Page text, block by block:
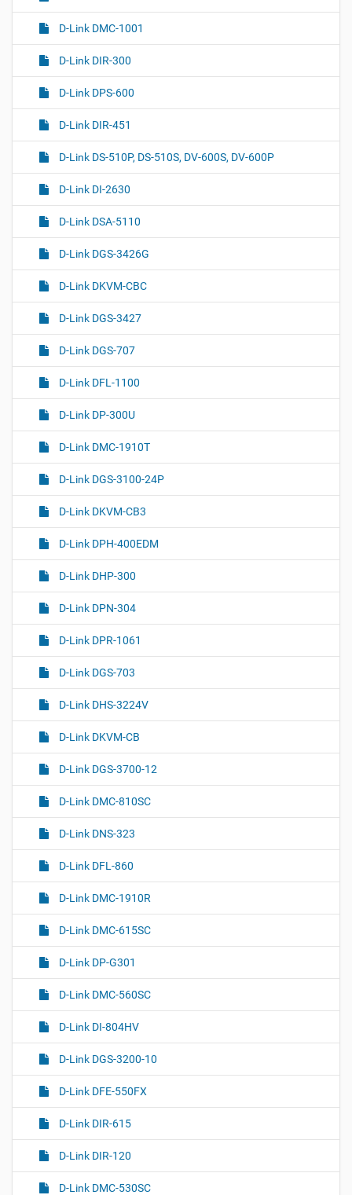
D-Link DMC-1001
D-Link DIR-300
D-Link DPS-600
D-Link DIR-451
D-Link DS-510P, DS-510S, DV-600S, DV-600P
D-Link DI-2630
D-Link DSA-5110
D-Link DGS-3426G
D-Link DKVM-CBC
D-Link DGS-3427
D-Link DGS-707
D-Link DFL-1100
D-Link DP-300U
D-Link DMC-1910T
D-Link DGS-3100-24P
D-Link DKVM-CB3
D-Link DPH-400EDM
D-Link DHP-300
D-Link DPN-304
D-Link DPR-1061
D-Link DGS-703
D-Link DHS-3224V
D-Link DKVM-CB
D-Link DGS-3700-12
D-Link DMC-810SC
D-Link DNS-323
D-Link DFL-860
D-Link DMC-1910R
D-Link DMC-615SC
D-Link DP-G301
D-Link DMC-560SC
D-Link DI-804HV
D-Link DGS-3200-10
D-Link DFE-550FX
D-Link DIR-615
D-Link DIR-120
D-Link DMC-530SC